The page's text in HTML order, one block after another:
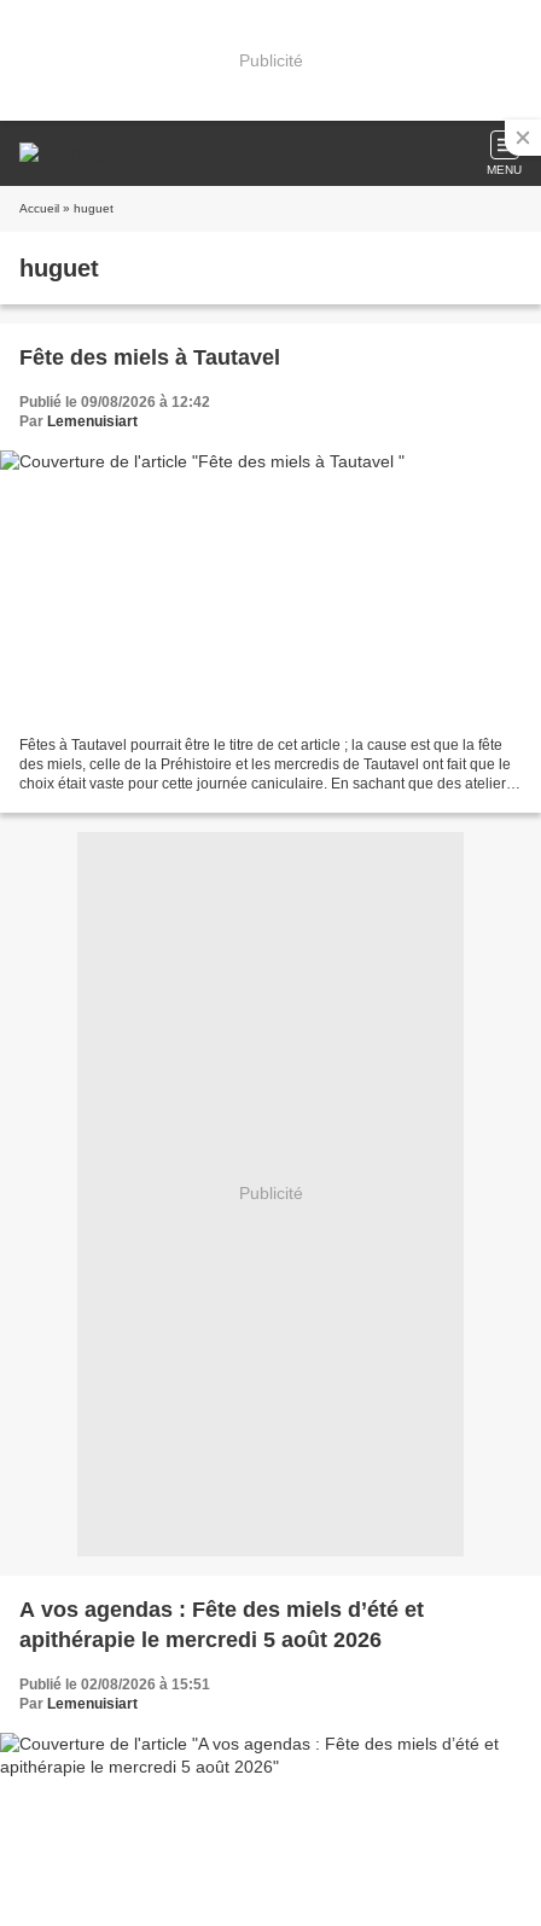
Publicité
MENU
Accueil » huguet
huguet
Fête des miels à Tautavel
Publié le 09/08/2026 à 12:42
Par Lemenuisiart
Fêtes à Tautavel pourrait être le titre de cet article ; la cause est que la fête
des miels, celle de la Préhistoire et les mercredis de Tautavel ont fait que le
choix était vaste pour cette journée caniculaire. En sachant que des ateliers
Publicité
A vos agendas : Fête des miels d’été et
apithérapie le mercredi 5 août 2026
Publié le 02/08/2026 à 15:51
Par Lemenuisiart